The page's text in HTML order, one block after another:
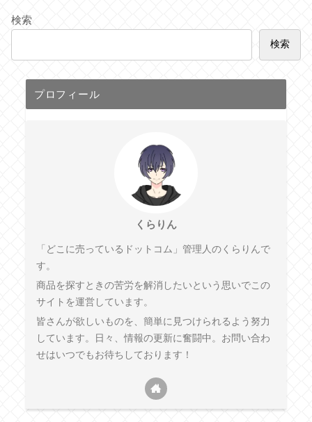
検索
検索
プロフィール
くらりん
「どこに売っているドットコム」管理人のくらりんで
す。
商品を探すときの苦労を解消したいという思いでこの
サイトを運営しています。
皆さんが欲しいものを、簡単に見つけられるよう努力
しています。日々、情報の更新に奮闘中。お問い合わ
せはいつでもお待ちしております！